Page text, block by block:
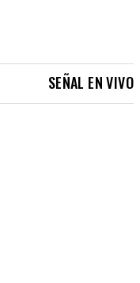
SEÑAL EN VIVO